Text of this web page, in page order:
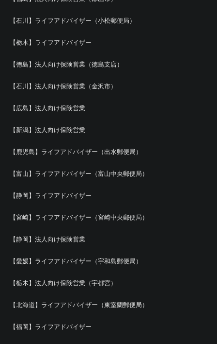
【石川】ライフアドバイザー（小松郵便局）
【栃木】ライフアドバイザー
【徳島】法人向け保険営業（徳島支店）
【石川】法人向け保険営業（金沢市）
【広島】法人向け保険営業
【新潟】法人向け保険営業
【鹿児島】ライフアドバイザー（出水郵便局）
【富山】ライフアドバイザー（富山中央郵便局）
【静岡】ライフアドバイザー
【宮崎】ライフアドバイザー（宮崎中央郵便局）
【静岡】法人向け保険営業
【愛媛】ライフアドバイザー（宇和島郵便局）
【栃木】法人向け保険営業（宇都宮）
【北海道】ライフアドバイザー（東室蘭郵便局）
【福岡】ライフアドバイザー